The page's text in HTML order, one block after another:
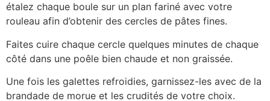
étalez chaque boule sur un plan fariné avec votre
rouleau afin d’obtenir des cercles de pâtes fines.
Faites cuire chaque cercle quelques minutes de chaque
côté dans une poêle bien chaude et non graissée.
Une fois les galettes refroidies, garnissez-les avec de la
brandade de morue et les crudités de votre choix.